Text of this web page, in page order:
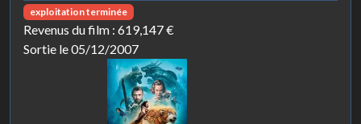
exploitation terminée
Revenus du film : 619,147 €
Sortie le 05/12/2007